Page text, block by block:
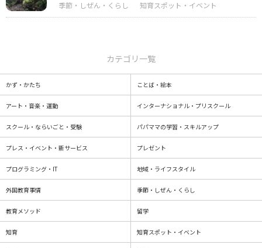
カテゴリ一覧
かず・かたち ことば・絵本
アート・音楽・運動 インターナショナル・プリスクール
スクール・ならいごと・受験 パパママの学習・スキルアップ
プレス・イベント・新サービス プレゼント
プログラミング・IT 地域・ライフスタイル
外国教育事情 季節・しぜん・くらし
教育メソッド 留学
知育 知育スポット・イベント